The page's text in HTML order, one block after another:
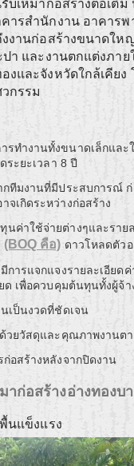
รับเหมาก่อสร้างต่อเติ
ารสำนักงาน อาคาร
งานก่อสร้างขนาดให
า และงานตกแต่งภา
งและจังหวัดใกล้เคียง
กรรม
รทำงานทั้งขนาดเล็กแล
ระยะเวลา 8 ปี
กทีมงานที่มีประสบการณ์ ก่
เกิดระหว่างก่อสร้าง
ค่าใช้จ่ายต่างๆและราย
(BOQ คือ) ดาวโหลดตัวอ
การแจกแจงรายละเอียด
ด เพื่อควบคุมต้นทุนทั้งผู้จ้า
เป็นงวดที่ชัดเจน
วยวัสดุและคุณภาพงานต
อสร้างหลังจากปิดงาน
าก่อสร้างอ่างทองบ
นแข็งแรง